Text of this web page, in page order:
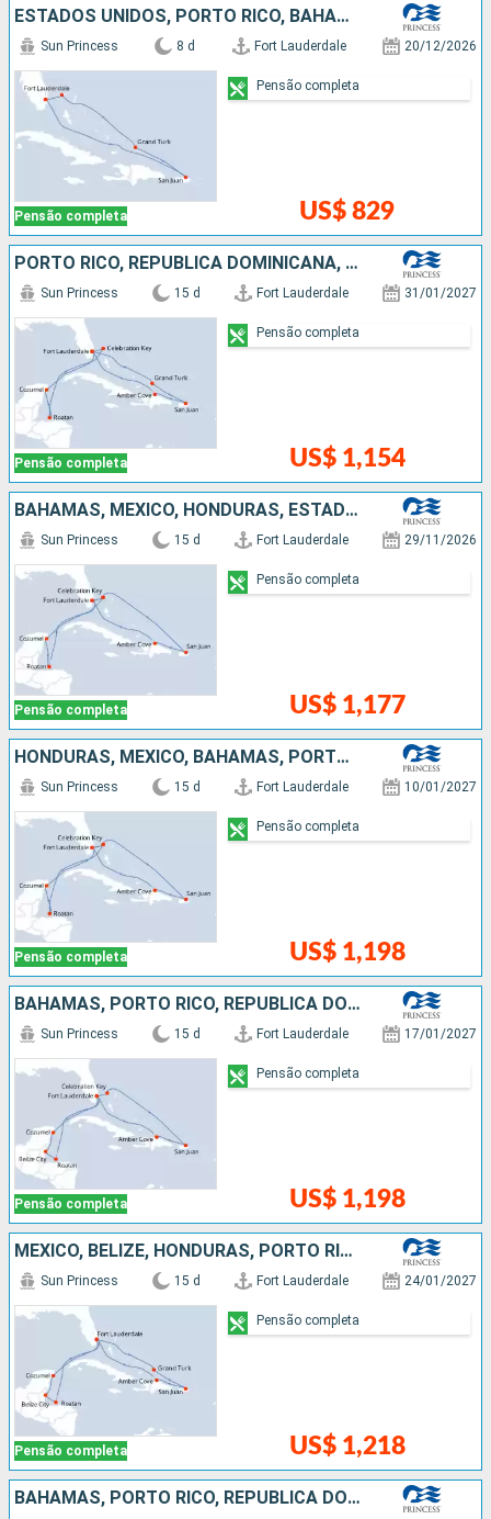
ESTADOS UNIDOS, PORTO RICO, BAHAMAS
Pensão completa
Sun Princess 8 d Fort Lauderdale 20/12/2026
US$ 829
Pensão completa
PORTO RICO, REPUBLICA DOMINICANA, BAHAMAS, HONDURAS, MÉXICO, ESTADOS UNIDOS
Pensão completa
Sun Princess 15 d Fort Lauderdale 31/01/2027
US$ 1,154
Pensão completa
BAHAMAS, MÉXICO, HONDURAS, ESTADOS UNIDOS, PORTO RICO, REPUBLICA DOMINICANA
Pensão completa
Sun Princess 15 d Fort Lauderdale 29/11/2026
US$ 1,177
Pensão completa
HONDURAS, MÉXICO, BAHAMAS, PORTO RICO, REPUBLICA DOMINICANA, ESTADOS UNIDOS
Pensão completa
Sun Princess 15 d Fort Lauderdale 10/01/2027
US$ 1,198
Pensão completa
BAHAMAS, PORTO RICO, REPUBLICA DOMINICANA, ESTADOS UNIDOS, MÉXICO, BELIZE, HONDURAS
Pensão completa
Sun Princess 15 d Fort Lauderdale 17/01/2027
US$ 1,198
Pensão completa
MÉXICO, BELIZE, HONDURAS, PORTO RICO, REPUBLICA DOMINICANA, ESTADOS UNIDOS
Pensão completa
Sun Princess 15 d Fort Lauderdale 24/01/2027
US$ 1,218
Pensão completa
BAHAMAS, PORTO RICO, REPUBLICA DOMINICANA, ESTADOS UNIDOS, MÉXICO, HONDURAS